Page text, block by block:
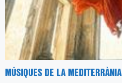
MÚSIQUES DE LA MEDITERRÀNIA